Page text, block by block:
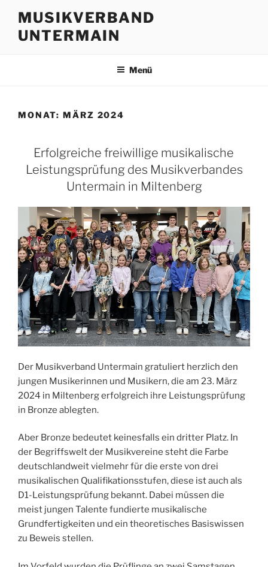
Inhalt
springen
MUSIKVERBAND
UNTERMAIN
Menü
MONAT: MÄRZ 2024
Erfolgreiche freiwillige musikalische
Leistungsprüfung des Musikverbandes
Untermain in Miltenberg
Der Musikverband Untermain gratuliert herzlich den
jungen Musikerinnen und Musikern, die am 23. März
2024 in Miltenberg erfolgreich ihre Leistungsprüfung
in Bronze ablegten.
Aber Bronze bedeutet keinesfalls ein dritter Platz. In
der Begriffswelt der Musikvereine steht die Farbe
deutschlandweit vielmehr für die erste von drei
musikalischen Qualifikationsstufen, diese ist auch als
D1-Leistungsprüfung bekannt. Dabei müssen die
meist jungen Talente fundierte musikalische
Grundfertigkeiten und ein theoretisches Basiswissen
zu Beweis stellen.